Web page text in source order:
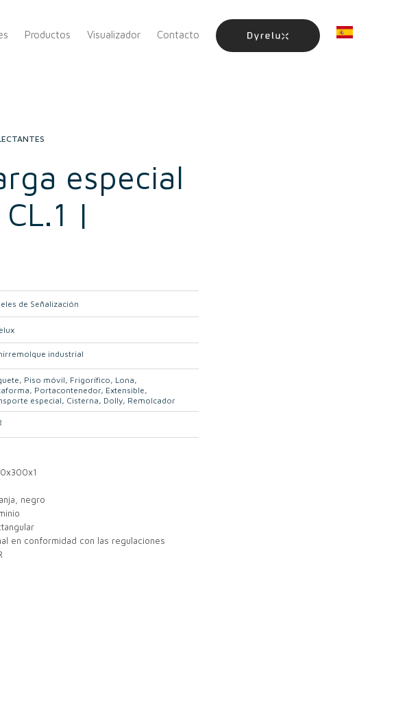
Productos Visualizador Contacto
especial
|
de Señalización
industrial
Piso móvil Frigorífico Lona
Portacontenedor Extensible
especial
Cisterna Dolly Remolcador
negro
en conformidad con las regulaciones